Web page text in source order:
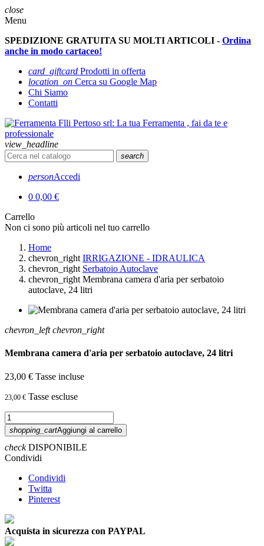
close
Menu
SPEDIZIONE GRATUITA SU MOLTI ARTICOLI - Ordina
anche in modo cartaceo!
card_giftcard Prodotti in offerta
location_on Cerca su Google Map
Chi Siamo
Contatti
view_headline
search
personAccedi
0 0,00 €
Carrello
Non ci sono più articoli nel tuo carrello
Home
chevron_right IRRIGAZIONE - IDRAULICA
chevron_right Serbatoio Autoclave
chevron_right Membrana camera d'aria per serbatoio
autoclave, 24 litri
chevron_left chevron_right
Membrana camera d'aria per serbatoio autoclave, 24 litri
23,00 € Tasse incluse
23,00 € Tasse escluse
shopping_cartAggiungi al carrello
checkDISPONIBILE
Condividi
Condividi
Twitta
Pinterest
Acquista in sicurezza con PAYPAL